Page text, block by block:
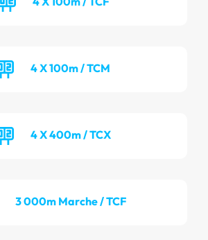
4 X 100m / TCM
4 X 400m / TCX
3 000m Marche / TCF